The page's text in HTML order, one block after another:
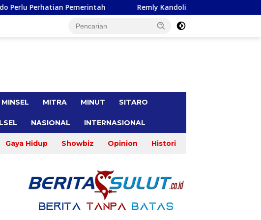
Remly Kandoli Sukses Perjuangkan Perbaikan Jalan Pontak-
MINSEL MITRA MINUT SITARO
NASIONAL INTERNASIONAL
Gaya Hidup Showbiz Opinion Histori